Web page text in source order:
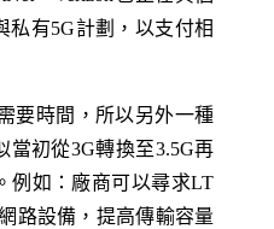
私有5G計劃，以支付相
要時間，所以另外一種
當初從3G轉換至3.5G再
例如：廠商可以尋求LT
路設備，提高傳輸容量